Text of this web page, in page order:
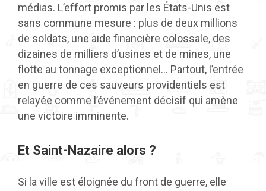
médias. L’effort promis par les États-Unis est
sans commune mesure : plus de deux millions
de soldats, une aide financière colossale, des
dizaines de milliers d’usines et de mines, une
flotte au tonnage exceptionnel… Partout, l’entrée
en guerre de ces sauveurs providentiels est
relayée comme l’événement décisif qui amène
une victoire imminente.
Et Saint-Nazaire alors ?
Si la ville est éloignée du front de guerre, elle